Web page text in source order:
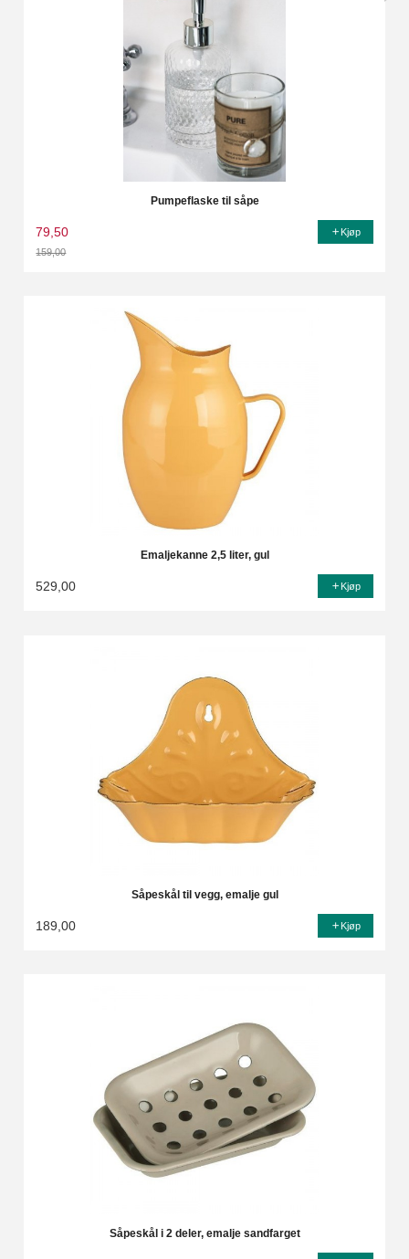
Pumpeflaske til såpe
79,50
159,00
Kjøp
Emaljekanne 2,5 liter, gul
529,00 Kjøp
Såpeskål til vegg, emalje gul
189,00 Kjøp
Såpeskål i 2 deler, emalje sandfarget